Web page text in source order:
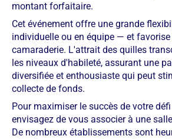
montant forfaitaire.
Cet événement offre une grande
individuelle ou en équipe — et
camaraderie. L'attrait des quilles
les niveaux d'habileté, assurant une
diversifiée et enthousiaste qui peut
collecte de fonds.
Pour maximiser le succès de votre
envisagez de vous associer à une
De nombreux établissements sont